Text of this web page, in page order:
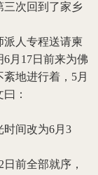
三次回到了家乡
派人专程送请柬
6月 17日前来为佛
地进行着， 5月
：
间改为6月 3
2 日前全部就序，